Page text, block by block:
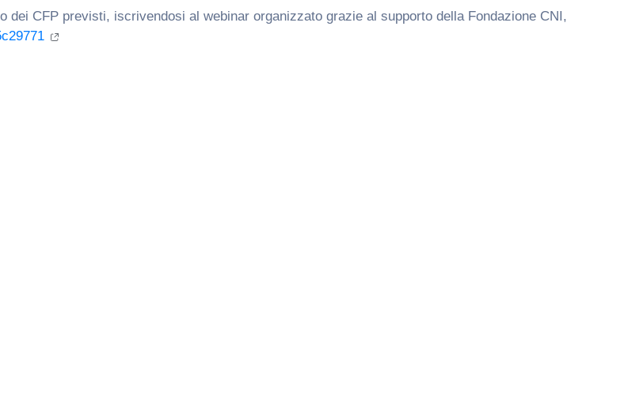
dei CFP previsti, iscrivendosi al webinar organizzato grazie al supporto della Fondazione CNI,